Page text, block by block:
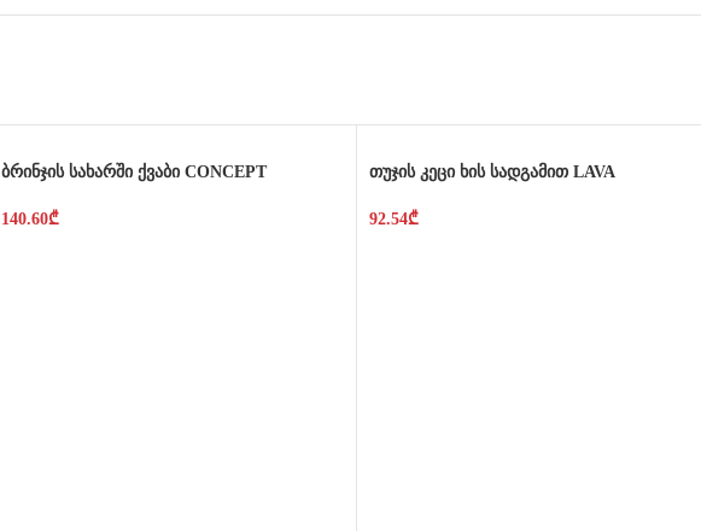
ბრინჯის სახარში ქვაბი CONCEPT
140.60₾
თუჯის კეცი ხის სადგამით LAVA
92.54₾